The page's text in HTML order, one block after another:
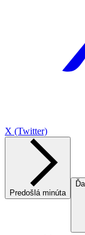
X (Twitter)
Predošlá minúta